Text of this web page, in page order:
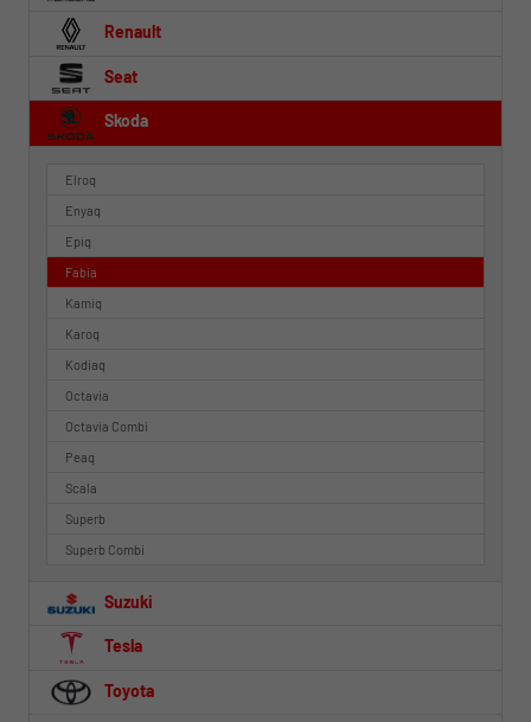
Renault
Seat
Skoda
Elroq
Enyaq
Epiq
Fabia
Kamiq
Karoq
Kodiaq
Octavia
Octavia Combi
Peaq
Scala
Superb
Superb Combi
Suzuki
Tesla
Toyota